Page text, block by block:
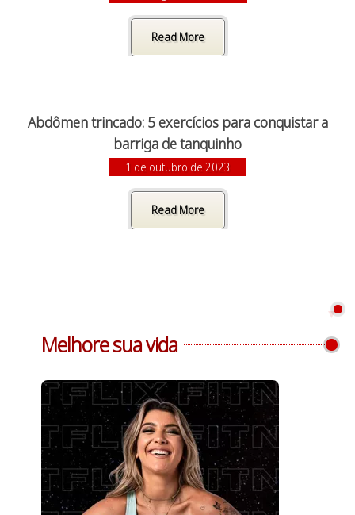
Read More
Abdômen trincado: 5 exercícios para conquistar a
barriga de tanquinho
1 de outubro de 2023
Read More
Melhore sua vida